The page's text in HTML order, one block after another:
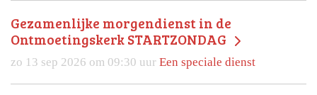
Gezamenlijke morgendienst in de
Ontmoetingskerk STARTZONDAG
zo 13 sep 2026 om 09:30 uur Een speciale dienst